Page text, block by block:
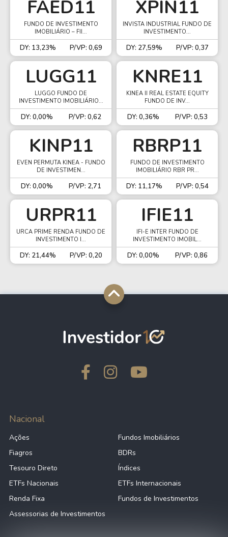
FAED11
FUNDO DE INVESTIMENTO
IMOBILIÁRIO – FII...
DY: 13,23% P/VP: 0,69
XPIN11
INVISTA INDUSTRIAL FUNDO DE
INVESTIMENTO...
DY: 27,59% P/VP: 0,37
LUGG11
LUGGO FUNDO DE
INVESTIMENTO IMOBILIÁRIO...
DY: 0,00% P/VP: 0,62
KNRE11
KINEA II REAL ESTATE EQUITY
FUNDO DE INV...
DY: 0,36% P/VP: 0,53
KINP11
EVEN PERMUTA KINEA - FUNDO
DE INVESTIMEN...
DY: 0,00% P/VP: 2,71
RBRP11
FUNDO DE INVESTIMENTO
IMOBILIÁRIO RBR PR...
DY: 11,17% P/VP: 0,54
URPR11
URCA PRIME RENDA FUNDO DE
INVESTIMENTO I...
DY: 21,44% P/VP: 0,20
IFIE11
IFI-E INTER FUNDO DE
INVESTIMENTO IMOBIL...
DY: 0,00% P/VP: 0,86
Nacional
Ações
Fundos Imobiliários
Fiagros
BDRs
Tesouro Direto
Índices
ETFs Nacionais
ETFs Internacionais
Renda Fixa
Fundos de Investimentos
Assessorias de Investimentos